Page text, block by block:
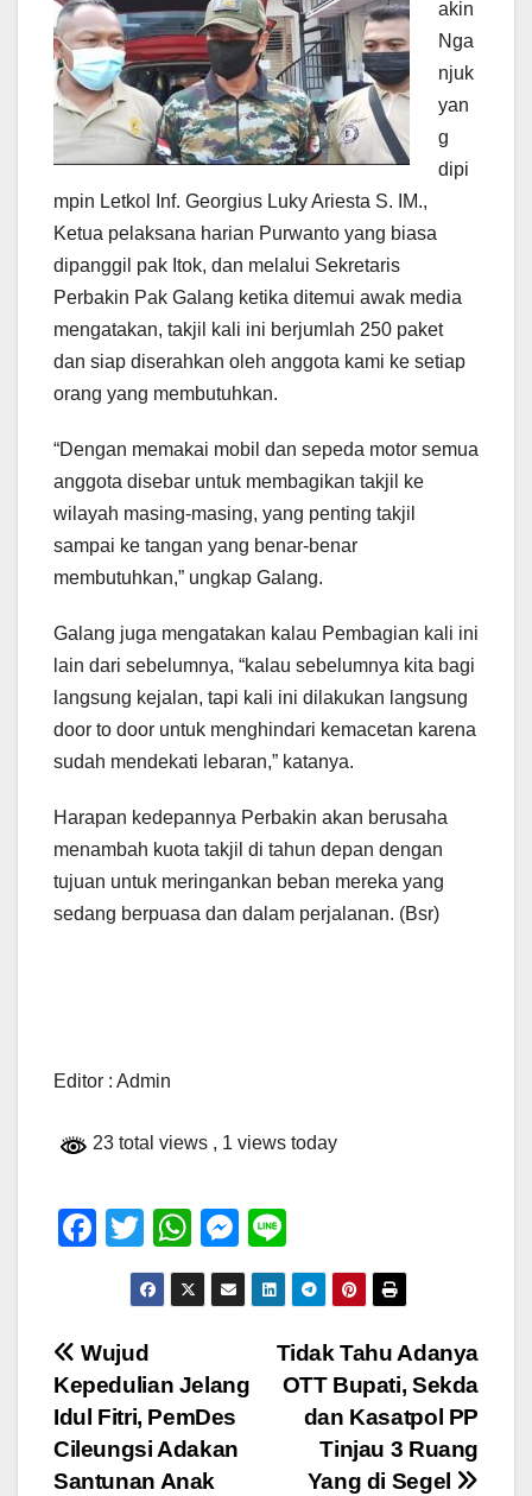
akin
Nga
njuk
yan
g
dipi
mpin Letkol Inf. Georgius Luky Ariesta S. IM.,
Ketua pelaksana harian Purwanto yang biasa
dipanggil pak Itok, dan melalui Sekretaris
Perbakin Pak Galang ketika ditemui awak media
mengatakan, takjil kali ini berjumlah 250 paket
dan siap diserahkan oleh anggota kami ke setiap
orang yang membutuhkan.
“Dengan memakai mobil dan sepeda motor semua
anggota disebar untuk membagikan takjil ke
wilayah masing-masing, yang penting takjil
sampai ke tangan yang benar-benar
membutuhkan,” ungkap Galang.
Galang juga mengatakan kalau Pembagian kali ini
lain dari sebelumnya, “kalau sebelumnya kita bagi
langsung kejalan, tapi kali ini dilakukan langsung
door to door untuk menghindari kemacetan karena
sudah mendekati lebaran,” katanya.
Harapan kedepannya Perbakin akan berusaha
menambah kuota takjil di tahun depan dengan
tujuan untuk meringankan beban mereka yang
sedang berpuasa dan dalam perjalanan. (Bsr)
Editor : Admin
23 total views , 1 views today
F
e
b
o
o
T
wi
tt
er
W
h
at
A
p
p
M
e
ss
n
n
e
Navigasi
pos
Tidak Tahu Adanya
OTT Bupati, Sekda
dan Kasatpol PP
Tinjau 3 Ruang
Yang di Segel
Wujud
Kepedulian Jelang
Idul Fitri, PemDes
Cileungsi Adakan
Santunan Anak